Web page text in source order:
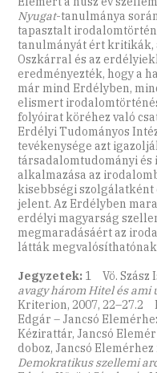
Nyugat-tanulmánya
tapasztalt
tanulmányát ért kritikák,
Oszkárral és az
eredményezték, hogy a
már mind Erdélyben,
elismert
folyóirat köréhez való
Erdélyi Tudományos
tevékenysége azt
társadalomtudományi
alkalmazása az
kisebbségi
jelent. Az Erdélyben
erdélyi magyarság
megmaradásáért az
látták
Jegyzetek: 1 Vö. Szász
avagy három Hitel és ami
Kriterion, 2007, 22–27.2
Edgár – Jancsó
Kézirattár, Jancsó
doboz, Jancsó
Demokratikus szellemi